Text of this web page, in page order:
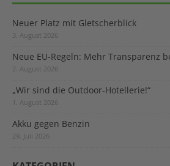
Neuer Platz mit Gletscherblick
3. August 2026
Neue EU-Regeln: Mehr Transparenz
2. August 2026
„Wir sind die Outdoor-Hotellerie!“
1. August 2026
Akku gegen Benzin
29. Juli 2026